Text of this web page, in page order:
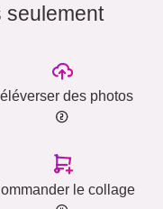
seulement
des photos
le collage